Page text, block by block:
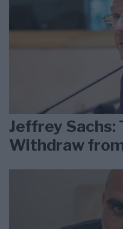
Jeffrey Sachs:
Withdraw